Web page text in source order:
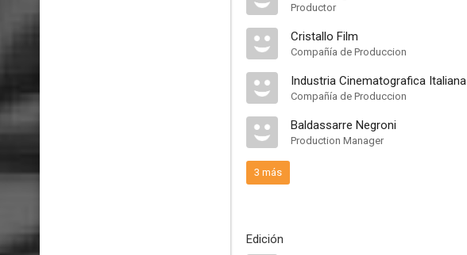
Productor
Cristallo Film
Compañía de Produccion
Industria Cinematografica Italiana
Compañía de Produccion
Baldassarre Negroni
Production Manager
3 más
Edición